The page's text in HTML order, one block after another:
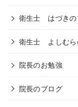
衛生士 はづきの
衛生士 よしむら
院長のお勉強
院長のブログ